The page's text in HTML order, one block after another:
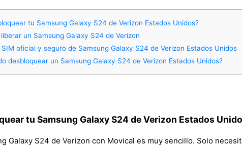
tu Samsung Galaxy S24 de Verizon Estados Unidos?
un Samsung Galaxy S24 de Verizon
oficial y seguro de Samsung Galaxy S24 de Verizon Estados Unidos
desbloquear un Samsung Galaxy S24 de Verizon Estados Unidos?
tu Samsung Galaxy S24 de Verizon Estados
Galaxy S24 de Verizon con Movical es muy sencillo. Solo